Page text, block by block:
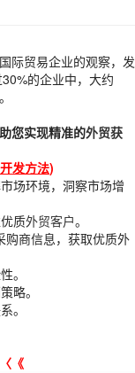
际贸易企业的观察，发
的企业中，大约
您实现精准的外贸获
发方法)
场环境，洞察市场增
质外贸客户。
购商信息，获取优质外
。
略。
。
〈《